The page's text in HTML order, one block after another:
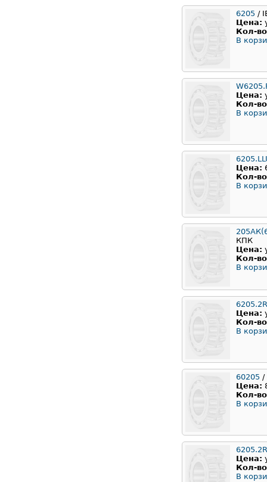
6205 /
Цена:
Кол-
В
Цена:
Кол-
В
Цена:
Кол-
В
КПК
Цена:
Кол-
В
Цена:
Кол-
В
60205 /
Цена:
Кол-
В
Цена:
Кол-
В